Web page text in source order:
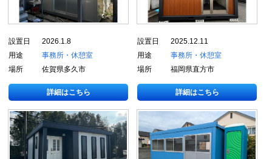
設置日
2026.1.8
用途
事務所・休憩室
場所
佐賀県多久市
詳細はこちら
設置日
2025.12.11
用途
事務所・休憩室
場所
福岡県直方市
詳細はこちら